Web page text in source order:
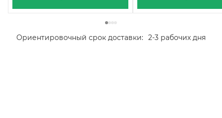
Ориентировочный срок доставки: 2-3 рабочих дня